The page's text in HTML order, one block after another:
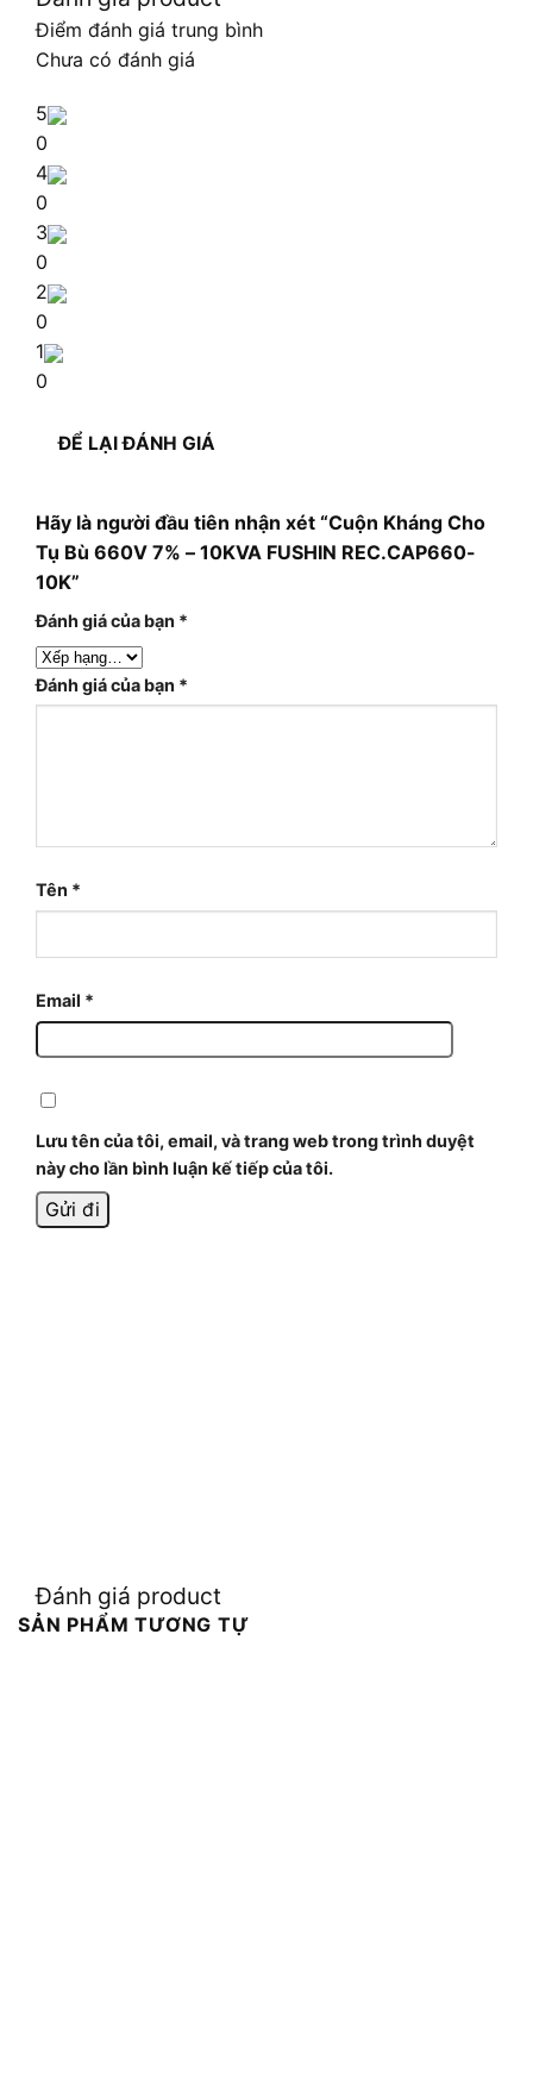
Điểm đánh giá trung bình
Chưa có đánh giá
5
0
4
0
3
0
2
0
1
0
ĐỂ LẠI ĐÁNH GIÁ
Hãy là người đầu tiên nhận xét “Cuộn Kháng Cho
Tụ Bù 660V 7% – 10KVA FUSHIN REC.CAP660-
10K”
Đánh giá của bạn *
Đánh giá của bạn *
Tên *
Email *
Lưu tên của tôi, email, và trang web trong trình duyệt
này cho lần bình luận kế tiếp của tôi.
Đánh giá product
SẢN PHẨM TƯƠNG TỰ